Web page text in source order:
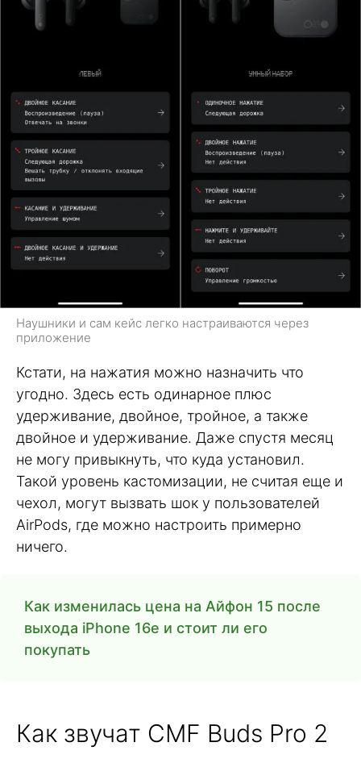
Наушники и сам кейс легко настраиваются через
приложение
Кстати, на нажатия можно назначить что
угодно. Здесь есть одинарное плюс
удерживание, двойное, тройное, а также
двойное и удерживание. Даже спустя месяц
не могу привыкнуть, что куда установил.
Такой уровень кастомизации, не считая еще и
чехол, могут вызвать шок у пользователей
AirPods, где можно настроить примерно
ничего.
Как изменилась цена на Айфон 15 после
выхода iPhone 16e и стоит ли его
покупать
Как звучат CMF Buds Pro 2